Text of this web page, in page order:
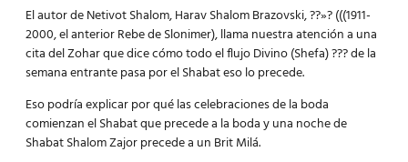
El autor de Netivot Shalom, Harav Shalom Brazovski, ??»? (((1911-
2000, el anterior Rebe de Slonimer), llama nuestra atención a una
cita del Zohar que dice cómo todo el flujo Divino (Shefa) ??? de la
semana entrante pasa por el Shabat eso lo precede.
Eso podría explicar por qué las celebraciones de la boda
comienzan el Shabat que precede a la boda y una noche de
Shabat Shalom Zajor precede a un Brit Milá.